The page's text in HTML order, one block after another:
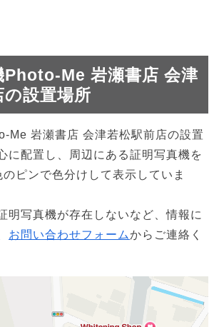
Photo-Me 岩瀬書店 会津
設置場所
Me 岩瀬書店 会津若松駅前店の設置
に配置し、周辺にある証明写真機を
のピンで色分けして表示していま
明写真機が存在しないなど、情報に
お問い合わせフォームからご連絡く